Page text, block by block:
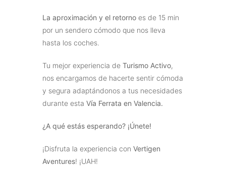
La aproximación y el retorno es de 15 min
por un sendero cómodo que nos lleva
hasta los coches.
Tu mejor experiencia de Turismo Activo,
nos encargamos de hacerte sentir cómoda
y segura adaptándonos a tus necesidades
durante esta Vía Ferrata en Valencia.
¿A qué estás esperando? ¡Únete!
¡Disfruta la experiencia con Vertigen
Aventures! ¡UAH!